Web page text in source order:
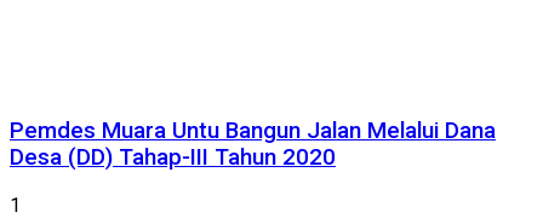
Pemdes Muara Untu Bangun Jalan Melalui Dana
Desa (DD) Tahap-III Tahun 2020
1